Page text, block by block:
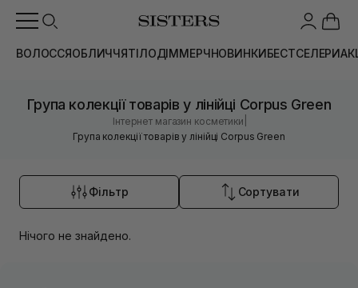
ВОЛОССЯОБЛИЧЧЯТІЛОДІММЕРЧНОВИНКИБЕСТСЕЛЕРИ
Група колекції товарів у лінійці Corpus Green
Інтернет магазин косметики
Група колекції товарів у лінійці Corpus Green
Фільтр Сортувати
Нічого не знайдено.